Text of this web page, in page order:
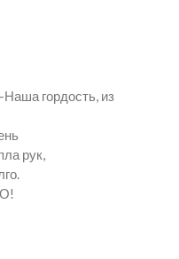
гордость, из
рук,